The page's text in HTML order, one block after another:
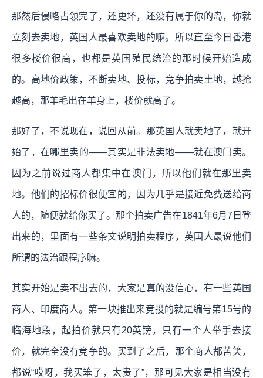
那然后侵略占领完了，还更坏，还没有属于你的岛，你就
立刻去卖地，英国人最喜欢卖地的嘛。所以直至今日香港
很多楼价很高，也都是英国殖民统治的那时候开始造成
的。高地价政策，不断卖地、投标，竞争拍卖土地，越抢
越高，那羊毛出在羊身上，楼价就高了。
那好了，不说现在，说回从前。那英国人就卖地了，就开
始了，在哪里卖的——其实是非法卖地——就在澳门卖。
因为之前说过商人都集中在澳门，所以他们就在那里卖
地。他们的招标价很便宜的，因为几乎是接近免费送给商
人的，随便就给你买了。那个拍卖广告在1841年6月7日登
出来的，里面有一些条文说明拍卖程序，英国人最说他们
所谓的法治跟程序嘛。
其实开始是卖不出去的，大家是真的没信心，有一些英国
商人、印度商人。第一块推出来竞投的就是编号第15号的
临海地段，起拍价就只有20英镑，只有一个人举手去接
价，就完全没有竞争的。买到了之后，那个商人都苦笑，
都说“哎呀，我买笨了，太贵了”，那可见大家是相当没有